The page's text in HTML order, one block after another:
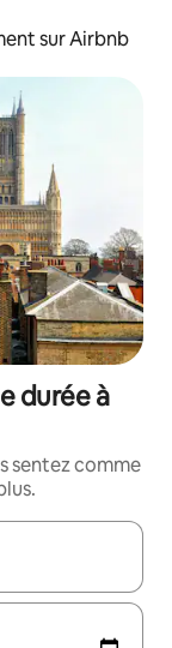
sur Airbnb
durée à
sentez comme
flèches vers le